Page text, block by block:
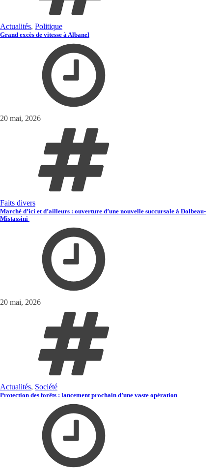
Actualités, Politique
Grand excès de vitesse à Albanel
20 mai, 2026
Faits divers
Marché d’ici et d’ailleurs : ouverture d’une nouvelle succursale à Dolbeau-
Mistassini
20 mai, 2026
Actualités, Société
Protection des forêts : lancement prochain d’une vaste opération